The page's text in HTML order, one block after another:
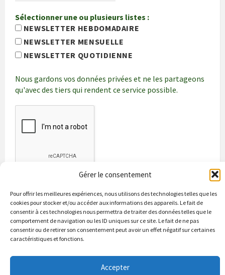
Gérer le consentement
Pour offrir les meilleures expériences, nous utilisons des technologies telles que les
cookies pour stocker et/ou accéder aux informations des appareils. Le fait de
consentir à ces technologies nous permettra de traiter des données telles que le
comportement de navigation ou les ID uniques sur ce site. Le fait de ne pas
consentir ou de retirer son consentement peut avoir un effet négatif sur certaines
caractéristiques et fonctions.
Accepter
Sélectionner une ou plusieurs listes :
NEWSLETTER HEBDOMADAIRE
NEWSLETTER MENSUELLE
NEWSLETTER QUOTIDIENNE
Nous gardons vos données privées et ne les partageons
qu'avec des tiers qui rendent ce service possible.
Les bonnes adresses